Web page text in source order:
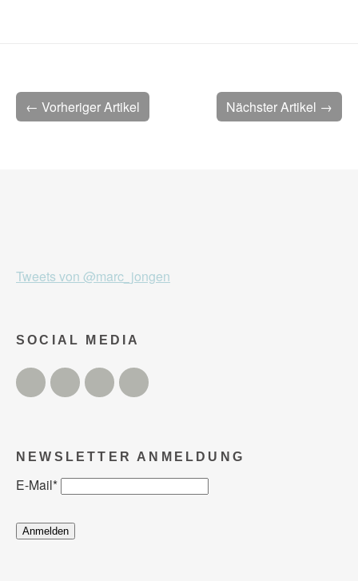
Nächster Artikel →
← Vorheriger Artikel
Tweets von @marc_jongen
SOCIAL MEDIA
Twitter FacebookInstagram
NEWSLETTER ANMELDUNG
E-Mail*